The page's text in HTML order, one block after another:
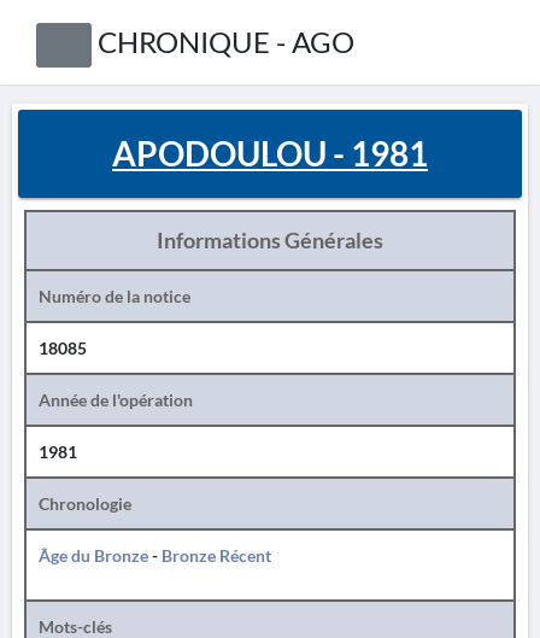
CHRONIQUE - AGO
APODOULOU - 1981
Informations Générales
Numéro de la notice
18085
Année de l'opération
1981
Chronologie
Âge du Bronze- Bronze Récent
Mots-clés